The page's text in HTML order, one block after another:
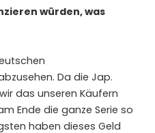
würden, was
Da die Jap.
das unseren Käufern
Ende die ganze Serie so
haben dieses Geld